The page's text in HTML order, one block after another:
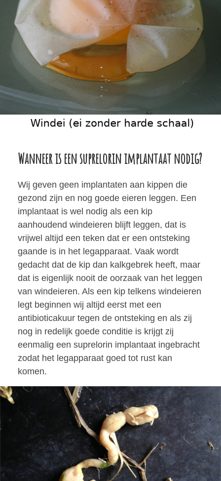
Wanneer is een suprelorin implantaat nodig?
Wij geven geen implantaten aan kippen die
gezond zijn en nog goede eieren leggen. Een
implantaat is wel nodig als een kip
aanhoudend windeieren blijft leggen, dat is
vrijwel altijd een teken dat er een ontsteking
gaande is in het legapparaat. Vaak wordt
gedacht dat de kip dan kalkgebrek heeft, maar
dat is eigenlijk nooit de oorzaak van het leggen
van windeieren. Als een kip telkens windeieren
legt beginnen wij altijd eerst met een
antibioticakuur tegen de ontsteking en als zij
nog in redelijk goede conditie is krijgt zij
eenmalig een suprelorin implantaat ingebracht
zodat het legapparaat goed tot rust kan
komen.